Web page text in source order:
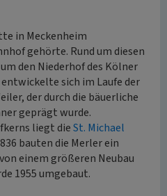
in Meckenheim
gehörte. Rund um diesen
den Niederhof des Kölner
sich im Laufe der
der durch die bäuerliche
geprägt wurde.
liegt dieSt. Michael
bauten die Merler ein
einem größeren Neubau
1955 umgebaut.